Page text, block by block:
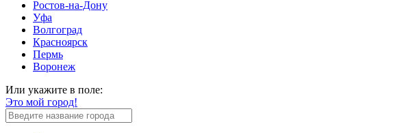
Ростов-на-Дону
Уфа
Волгоград
Красноярск
Пермь
Воронеж
Или укажите в поле:
Это мой город!